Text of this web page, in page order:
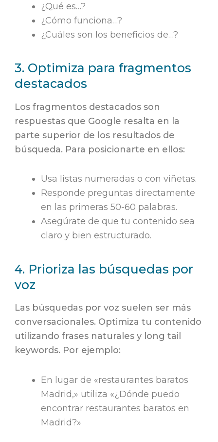
¿Qué es…?
¿Cómo funciona…?
¿Cuáles son los beneficios de…?
3. Optimiza para fragmentos
destacados
Los fragmentos destacados son
respuestas que Google resalta en la
parte superior de los resultados de
búsqueda. Para posicionarte en ellos:
Usa listas numeradas o con viñetas.
Responde preguntas directamente
en las primeras 50-60 palabras.
Asegúrate de que tu contenido sea
claro y bien estructurado.
4. Prioriza las búsquedas por
voz
Las búsquedas por voz suelen ser más
conversacionales. Optimiza tu contenido
utilizando frases naturales y long tail
keywords. Por ejemplo:
En lugar de «restaurantes baratos
Madrid,» utiliza «¿Dónde puedo
encontrar restaurantes baratos en
Madrid?»